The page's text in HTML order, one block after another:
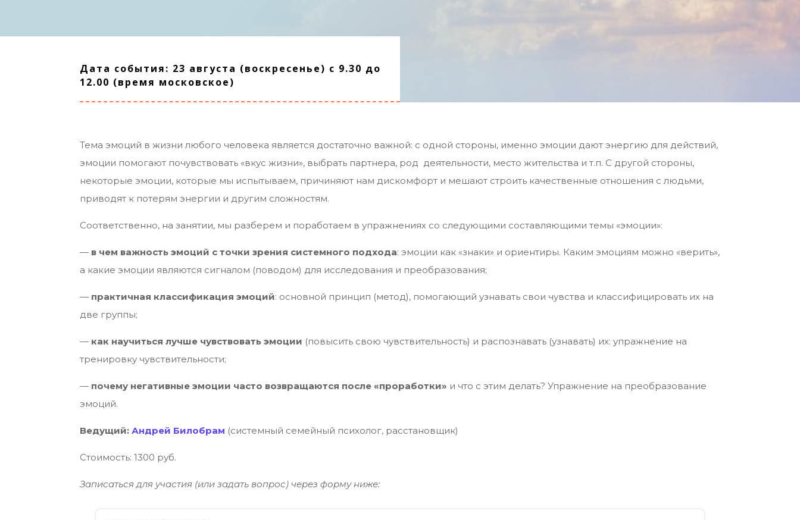
Дата события: 23 августа (воскресенье) с 9.30 до
12.00 (время московское)
Тема эмоций в жизни любого человека является достаточно важной: с одной стороны, именно эмоции дают энергию для действий,
эмоции помогают почувствовать «вкус жизни», выбрать партнера, род деятельности, место жительства и т.п. С другой стороны,
некоторые эмоции, которые мы испытываем, причиняют нам дискомфорт и мешают строить качественные отношения с людьми,
приводят к потерям энергии и другим сложностям.
Соответственно, на занятии, мы разберем и поработаем в упражнениях со следующими составляющими темы «эмоции»:
— в чем важность эмоций с точки зрения системного подхода: эмоции как «знаки» и ориентиры. Каким эмоциям можно «верить»,
а какие эмоции являются сигналом (поводом) для исследования и преобразования;
— практичная классификация эмоций: основной принцип (метод), помогающий узнавать свои чувства и классифицировать их на
две группы;
— как научиться лучше чувствовать эмоции (повысить свою чувствительность) и распознавать (узнавать) их: упражнение на
тренировку чувствительности;
— почему негативные эмоции часто возвращаются после «проработки» и что с этим делать? Упражнение на преобразование
эмоций.
Ведущий:Андрей Билобрам (системный семейный психолог, расстановщик)
Стоимость: 1300 руб.
Записаться для участия (или задать вопрос) через форму ниже: